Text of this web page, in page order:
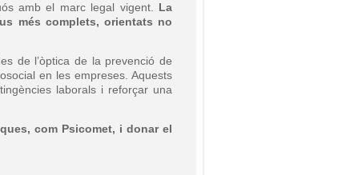
amb el marc legal vigent. La
més complets, orientats no
de l’òptica de la prevenció de
en les empreses. Aquests
laborals i reforçar una
com Psicomet, i donar el